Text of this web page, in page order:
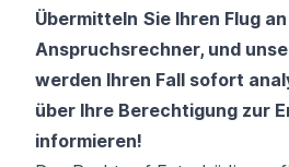
Übermitteln Sie Ihren Flug an
Anspruchsrechner, und
werden Ihren Fall sofort
über Ihre Berechtigung zur
informieren!